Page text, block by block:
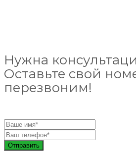
Нужна
Оставьте свой
перезвоним!
Отправить